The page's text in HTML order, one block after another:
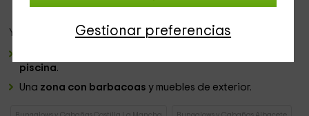
Gestionar preferencias
Ya en las zonas exteriores que son comunes, tenemos:
piscina.
Una zona con barbacoas y muebles de exterior.